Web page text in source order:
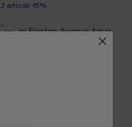
3 articoli -15%
-21%